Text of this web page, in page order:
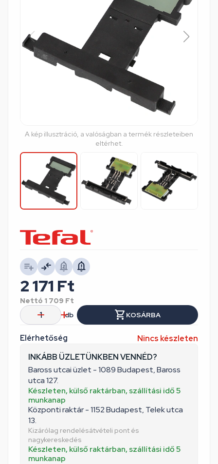
A kép illusztráció, a valóságban a termék részleteiben
eltérhet.
Elérhetőség
Nincs készleten
INKÁBB ÜZLETÜNKBEN VENNÉD?
Baross utcai üzlet - 1089 Budapest, Baross
utca 127.
Készleten, külső raktárban, szállítási idő 5
munkanap
Központi raktár - 1152 Budapest, Telek utca
13.
Kizárólag rendelésátvételi pont és
nagykereskedés
Készleten, külső raktárban, szállítási idő 5
munkanap
2 171 Ft
Nettó 1 709 Ft
db
KOSÁRBA